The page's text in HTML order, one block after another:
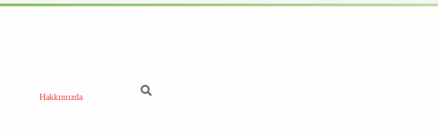
Hakkımızda